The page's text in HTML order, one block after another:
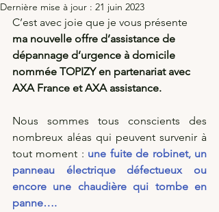
Dernière mise à jour : 21 juin 2023
C’est avec joie que je vous présente
ma nouvelle offre d’assistance de
dépannage d’urgence à domicile
nommée TOPIZY en partenariat avec
AXA France et AXA assistance.
Nous sommes tous conscients des
nombreux aléas qui peuvent survenir à
tout moment : une fuite de robinet, un
panneau électrique défectueux ou
encore une chaudière qui tombe en
panne….